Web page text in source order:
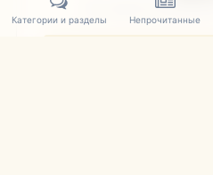
Уже
Категории и разделы Непрочитанные